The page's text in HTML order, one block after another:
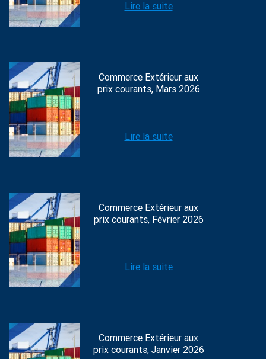
Lire la suite
Commerce Extérieur aux
prix courants, Mars 2026
Lire la suite
Commerce Extérieur aux
prix courants, Février 2026
Lire la suite
Commerce Extérieur aux
prix courants, Janvier 2026